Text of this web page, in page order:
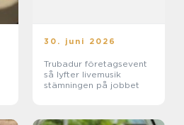
30. juni 2026
Trubadur företagsevent
så lyfter livemusik
stämningen på jobbet